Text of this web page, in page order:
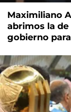
Maximiliano
abrimos la
gobierno